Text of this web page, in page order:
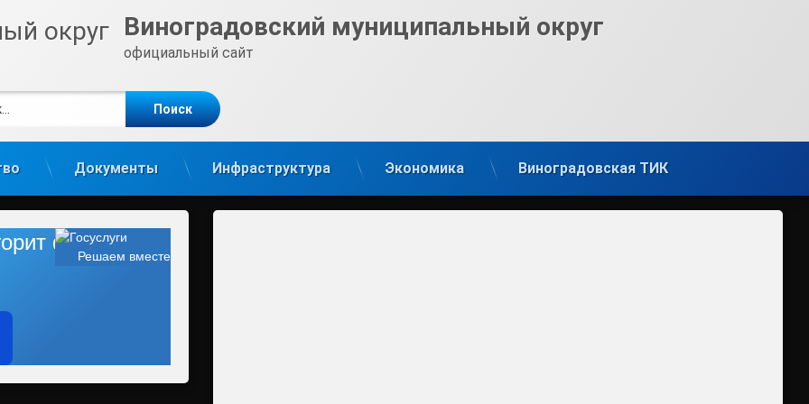
Виноградовский муниципальный округ
официальный сайт
Документы Инфраструктура Экономика Виноградовская ТИК
Решаем вместе
фонарь?